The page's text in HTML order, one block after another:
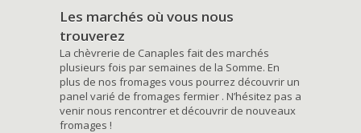
Les marchés où vous nous
trouverez
La chèvrerie de Canaples fait des marchés
plusieurs fois par semaines de la Somme. En
plus de nos fromages vous pourrez découvrir un
panel varié de fromages fermier . N’hésitez pas a
venir nous rencontrer et découvrir de nouveaux
fromages !